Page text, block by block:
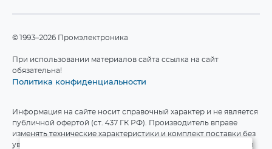
©1993–2026 Промэлектроника
При использовании материалов сайта ссылка на сайт
обязательна!
Политика конфиденциальности
Информация на сайте носит справочный характер и не является
публичной офертой (ст. 437 ГК РФ). Производитель вправе
изменять технические характеристики и комплект поставки без
уведомления. Актуальные данные приведены на официальном